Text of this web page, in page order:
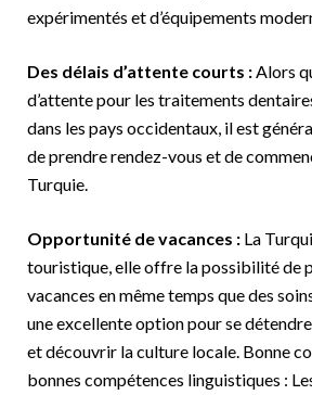
expérimentés et d’équipements
Des délais d’attente courts :Alors
d’attente pour les traitements
dans les pays occidentaux, il est
de prendre rendez-vous et de
Turquie.
Opportunité de vacances : La
touristique, elle offre la possibilité de
vacances en même temps que des
une excellente option pour se
et découvrir la culture locale. Bonne
bonnes compétences linguistiques :